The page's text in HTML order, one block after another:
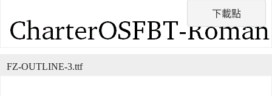
下載點
FZ-OUTLINE-3.ttf